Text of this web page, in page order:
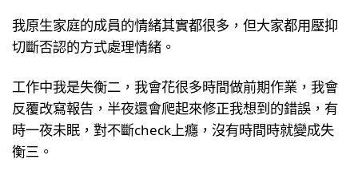
我原生家庭的成員的情緒其實都很多，但大家都用壓抑
切斷否認的方式處理情緒。
工作中我是失衡二，我會花很多時間做前期作業，我會
反覆改寫報告，半夜還會爬起來修正我想到的錯誤，有
時一夜未眠，對不斷check上癮，沒有時間時就變成失
衡三。